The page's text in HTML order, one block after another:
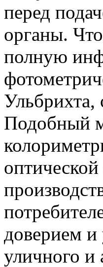
перед
органы.
полную
Подобный
доверием и
уличного и